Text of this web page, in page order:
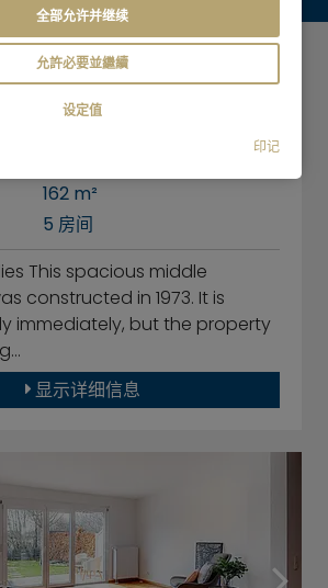
Spacious middle
ideal for a family
162 m²
5 房间
This spacious middle
constructed in 1973. It is
immediately, but the property
显示详细信息
全部允许并继续
允許必要並繼續
设定值
印记